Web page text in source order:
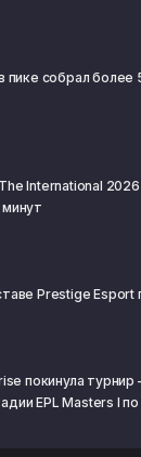
пике собрал более
International 2026
минут
Prestige Esport
покинула турнир
EPL Masters I